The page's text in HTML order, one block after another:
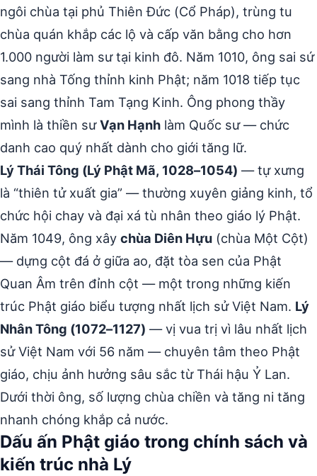
ngôi chùa tại phủ Thiên Đức (Cổ Pháp), trùng tu
chùa quán khắp các lộ và cấp văn bằng cho hơn
1.000 người làm sư tại kinh đô. Năm 1010, ông sai sứ
sang nhà Tống thỉnh kinh Phật; năm 1018 tiếp tục
sai sang thỉnh Tam Tạng Kinh. Ông phong thầy
mình là thiền sưVạn Hạnh làm Quốc sư — chức
danh cao quý nhất dành cho giới tăng lữ.
Lý Thái Tông (Lý Phật Mã, 1028–1054) — tự xưng
là “thiên tử xuất gia” — thường xuyên giảng kinh, tổ
chức hội chay và đại xá tù nhân theo giáo lý Phật.
Năm 1049, ông xây chùa Diên Hựu (chùa Một Cột)
— dựng cột đá ở giữa ao, đặt tòa sen của Phật
Quan Âm trên đỉnh cột — một trong những kiến
trúc Phật giáo biểu tượng nhất lịch sử Việt Nam. Lý
Nhân Tông (1072–1127) — vị vua trị vì lâu nhất lịch
sử Việt Nam với 56 năm — chuyên tâm theo Phật
giáo, chịu ảnh hưởng sâu sắc từ Thái hậu Ỷ Lan.
Dưới thời ông, số lượng chùa chiền và tăng ni tăng
nhanh chóng khắp cả nước.
Dấu ấn Phật giáo trong chính sách và
kiến trúc nhà Lý